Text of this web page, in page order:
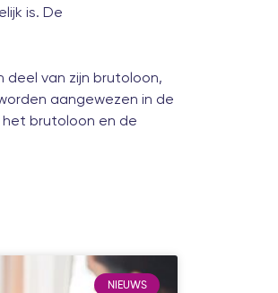
is. De
van zijn brutoloon,
aangewezen in de
brutoloon en de
NIEUWS